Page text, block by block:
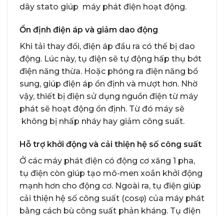
dây stato giúp máy phát điện hoạt động.
Ổn định điện áp và giảm dao động
Khi tải thay đổi, điện áp đầu ra có thể bị dao
động. Lúc này, tụ điện sẽ tự động hấp thụ bớt
điện năng thừa. Hoặc phóng ra điện năng bổ
sung, giúp điện áp ổn định và mượt hơn. Nhờ
vậy, thiết bị điện sử dụng nguồn điện từ máy
phát sẽ hoạt động ổn định. Từ đó máy sẽ
không bị nhấp nháy hay giảm công suất.
Hỗ trợ khởi động và cải thiện hệ số công suất
Ở các máy phát điện có động cơ xăng 1 pha,
tụ điện còn giúp tạo mô-men xoắn khởi động
mạnh hơn cho động cơ. Ngoài ra, tụ điện giúp
cải thiện hệ số công suất (cosφ) của máy phát
bằng cách bù công suất phản kháng. Tụ điện